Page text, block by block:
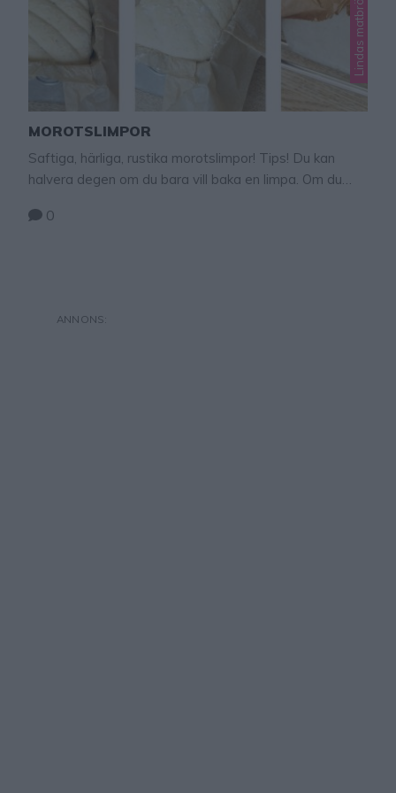
Lindas matbröd
MOROTSLIMPOR
Saftiga, härliga, rustika morotslimpor! Tips! Du kan
halvera degen om du bara vill baka en limpa. Om du
rågmjöl eller havregryn. Eller så kan hela degen göras
0